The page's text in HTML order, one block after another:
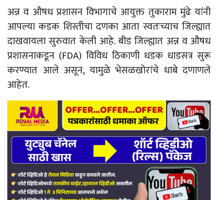
अन्न व औषध प्रशासन विभागाचे आयुक्त तुकाराम मुंढे यांनी
आपल्या कडक शिस्तीचा दणका आता स्वतःच्याच जिल्ह्यात
दाखवायला सुरुवात केली आहे. बीड जिल्ह्यात अन्न व औषध
प्रशासनाकडून (FDA) विविध ठिकाणी धडक धाडसत्र सुरू
करण्यात आले असून, यामुळे भेसळखोरांचे धाबे दणाणले
आहेत.